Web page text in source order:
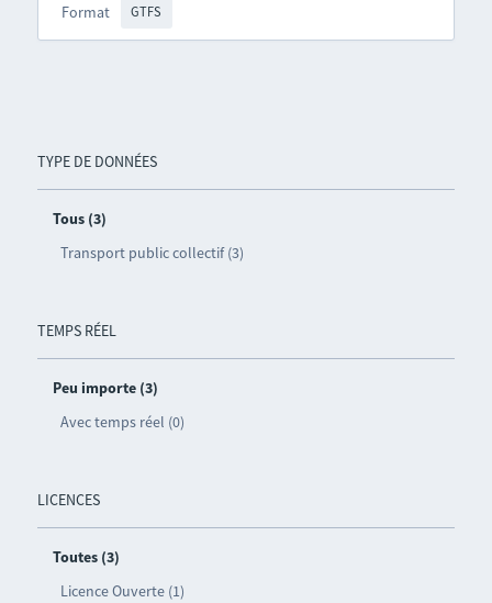
TYPE DE DONNÉES
Tous (3)
Transport public collectif (3)
TEMPS RÉEL
Peu importe (3)
Avec temps réel (0)
LICENCES
Toutes (3)
Licence Ouverte (1)
Format GTFS